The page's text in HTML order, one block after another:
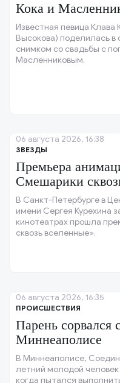
Кока и
Известная певица
Высокова) поделилась
снимком со свадьбы с
Масленниковым.
ЗВЕЗДЫ
Премьера
Смешарики
В Санкт-Петербурге в
имени Сергея Курехина
кинотеатрах прошла
сквозь вселенные».
06 августа 2026, 16:38
ПРОИСШЕСТВИЯ
Парень сорвался
Миннеаполисе
В Миннеаполисе,
летний молодой
когда пытался
06 августа 2026, 16:35